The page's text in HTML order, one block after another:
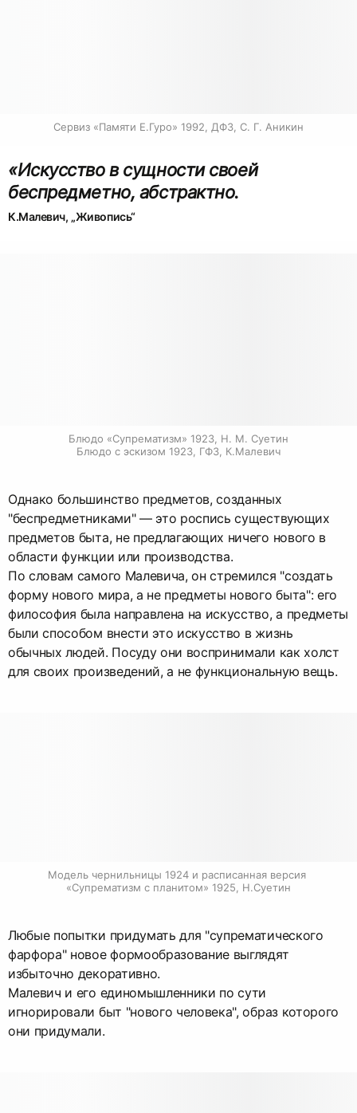
Сервиз «Памяти Е.Гуро» 1992, ДФЗ, С. Г. Аникин
«Искусство в сущности своей
беспредметно, абстрактно.
К.Малевич, „Живопись“
Блюдо «Супрематизм» 1923, Н. М. Суетин
Блюдо с эскизом 1923, ГФЗ, К.Малевич
Однако большинство предметов, созданных
"беспредметниками" — это роспись существующих
предметов быта, не предлагающих ничего нового в
области функции или производства.
По словам самого Малевича, он стремился "создать
форму нового мира, а не предметы нового быта": его
философия была направлена на искусство, а предметы
были способом внести это искусство в жизнь
обычных людей. Посуду они воспринимали как холст
для своих произведений, а не функциональную вещь.
Модель чернильницы 1924 и расписанная версия
«Супрематизм с планитом» 1925, Н.Суетин
Любые попытки придумать для "супрематического
фарфора" новое формообразование выглядят
избыточно декоративно.
Малевич и его единомышленники по сути
игнорировали быт "нового человека", образ которого
они придумали.